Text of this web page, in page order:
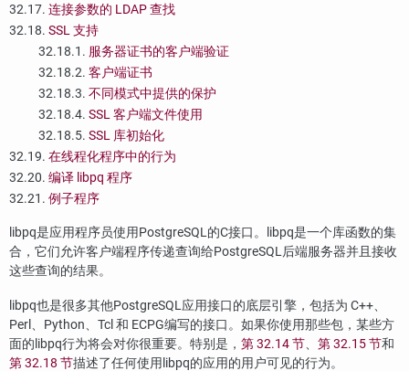
32.17. 连接参数的 LDAP 查找
32.18. SSL 支持
32.18.1. 服务器证书的客户端验证
32.18.2. 客户端证书
32.18.3. 不同模式中提供的保护
32.18.4. SSL 客户端文件使用
32.18.5. SSL 库初始化
32.19. 在线程化程序中的行为
32.20. 编译 libpq 程序
32.21. 例子程序
libpq是应用程序员使用PostgreSQL的C接口。 libpq是一个库函数的集
合，它们允许客户端程序传递查询给PostgreSQL后端服务器并且接收
这些查询的结果。
libpq也是很多其他PostgreSQL应用接口的底层引擎，包括为 C++、
Perl、Python、Tcl 和 ECPG编写的接口。如果你使用那些包，某些方
面的 libpq行为将会对你很重要。特别是， 第 32.14 节、 第 32.15 节和
第 32.18 节描述了任何使用 libpq的应用的用户可见的行为。